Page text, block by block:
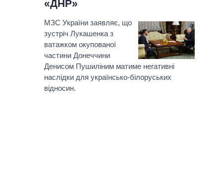
ОГЛЯДИ
ДАЙДЖЕСТИ
ПРЕЗИДЕНТ І ОФІС
ВЕРХОВНА РАДА
КАБІНЕТ МІНІСТРІВ
ГОЛОВИ ОБЛАДМІНІСТРАЦІЙ
МЕРИ МІСТ
ВСІ ПЕРСОНИ
ПІДТРИМАТИ
ПОРІВНЯННЯ ПОЛІТИКІВ
«ДНР»
МЗС України заявляє, що
зустріч Лукашенка з
ватажком окупованої
частини Донеччини
Денисом Пушиліним матиме негативні
наслідки для українсько-білоруських
відносин.